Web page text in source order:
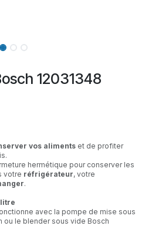
12031348
vos aliments et de profiter
hermétique pour conserver les
votre réfrigérateur, votre
.
litre
avec la pompe de mise sous
ou le blender sous vide Bosch